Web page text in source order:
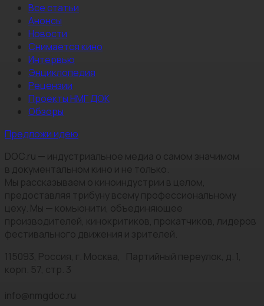
Все статьи
Анонсы
Новости
Снимается кино
Интервью
Энциклопедия
Рецензии
Проекты НМГ ДОК
Обзоры
Предложи идею
DOC.ru — индустриальное медиа о самом значимом
в документальном кино и не только.
Мы рассказываем о киноиндустрии в целом,
предоставляя трибуну всему профессиональному
цеху. Мы — комьюнити, объединяющее
производителей, кинокритиков, прокатчиков, лидеров
фестивального движения и зрителей.
115093, Россия, г. Москва, Партийный переулок, д. 1,
корп. 57, стр. 3
info@nmgdoc.ru